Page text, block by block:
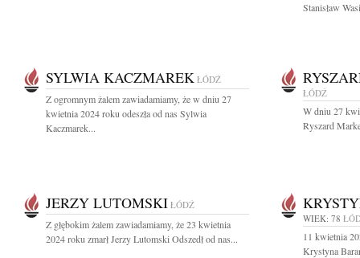
Stanisław
SYLWIA KACZMAREK ŁÓDŹ
Z ogromnym żalem zawiadamiamy, że w dniu 27
kwietnia 2024 roku odeszła od nas Sylwia
Kaczmarek...
ŁÓDŹ
W dniu 27
Ryszard
JERZY LUTOMSKI ŁÓDŹ
Z głębokim żalem zawiadamiamy, że 23 kwietnia
2024 roku zmarł Jerzy Lutomski Odszedł od nas...
WIEK: 78
11 kwietnia
Krystyna